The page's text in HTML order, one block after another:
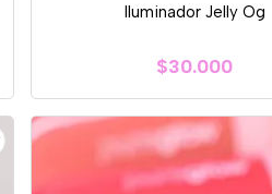
Iluminador Jelly Og
$30.000